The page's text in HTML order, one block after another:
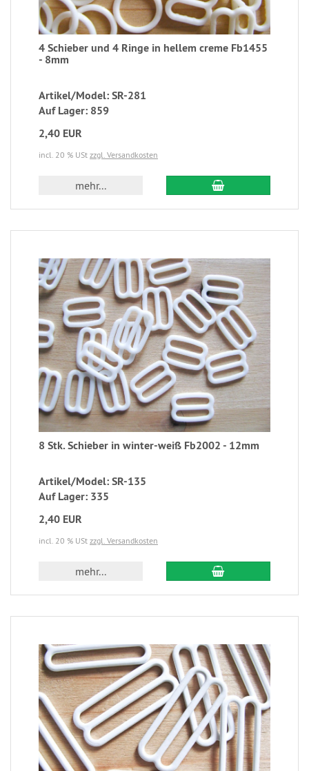
4 Schieber und 4 Ringe in hellem creme Fb1455
- 8mm
Artikel/Model: SR-281
Auf Lager: 859
2,40 EUR
incl. 20 % USt zzgl. Versandkosten
mehr...
8 Stk. Schieber in winter-weiß Fb2002 - 12mm
Artikel/Model: SR-135
Auf Lager: 335
2,40 EUR
incl. 20 % USt zzgl. Versandkosten
mehr...